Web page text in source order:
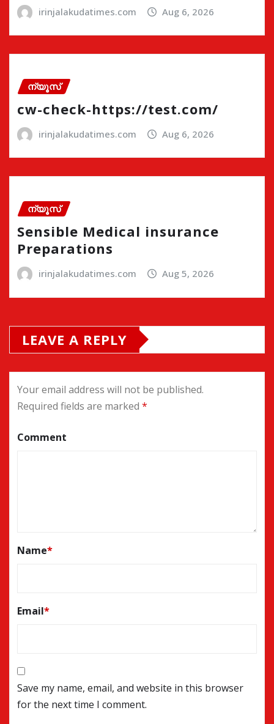
irinjalakudatimes.com Aug 6, 2026
ന്യൂസ്
cw-check-https://test.com/
irinjalakudatimes.com Aug 6, 2026
ന്യൂസ്
Sensible Medical insurance
Preparations
irinjalakudatimes.com Aug 5, 2026
LEAVE A REPLY
Your email address will not be published.
Required fields are marked *
Comment
Name*
Email*
Save my name, email, and website in this browser
for the next time I comment.